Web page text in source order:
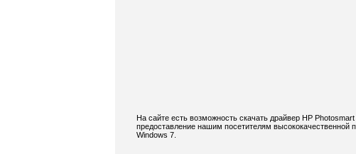
На сайте есть возможность скачать драйвер HP
предоставление нашим посетителям
Windows 7.